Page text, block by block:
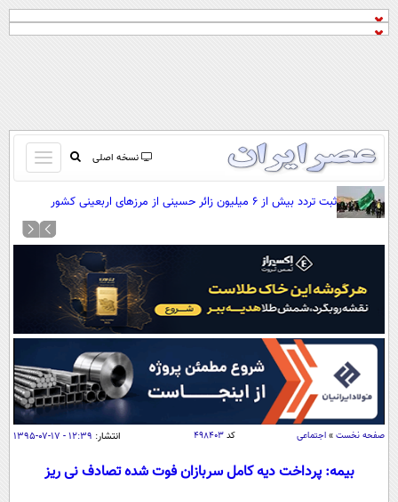
نسخه اصلی
باز
و
کردن
صفحه اول
آرشیو
نظرسنجی
آب و هوا
اوقات شرعی
سواد زندگی
اقتصاد
اقتصادی
جامعه
ثبت تردد بیش از ۶ میلیون زائر حسینی از مرزهای اربعینی کشور
صفحه نخست » اجتماعی کد ۴۹۸۴۰۳ انتشار: ۱۲:۳۹ - ۱۷-۰۷-۱۳۹۵
بیمه: پرداخت دیه کامل سربازان فوت شده تصادف نی ریز